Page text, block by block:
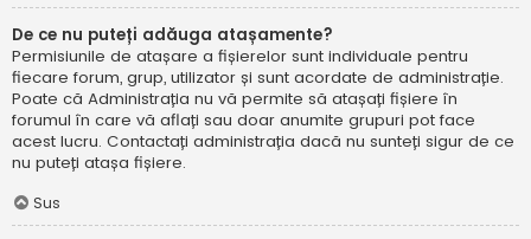
De ce nu puteți adăuga atașamente?
Permisiunile de atașare a fișierelor sunt individuale pentru
fiecare forum, grup, utilizator și sunt acordate de administrație.
Poate că Administrația nu vă permite să atașați fișiere în
forumul în care vă aflați sau doar anumite grupuri pot face
acest lucru. Contactați administrația dacă nu sunteți sigur de ce
nu puteți atașa fișiere.
Sus